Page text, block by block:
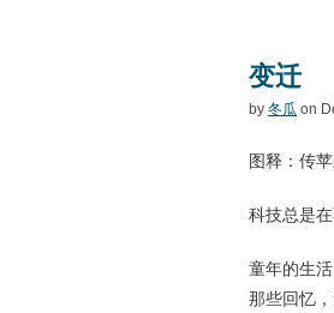
变迁
by 冬瓜 on
图释：传
科技总是
童年的生
那些回忆